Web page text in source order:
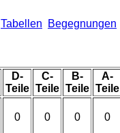
Tabellen Begegnungen
D-
Teile
C-
Teile
B-
Teile
A-
Teile
0 0 0 0